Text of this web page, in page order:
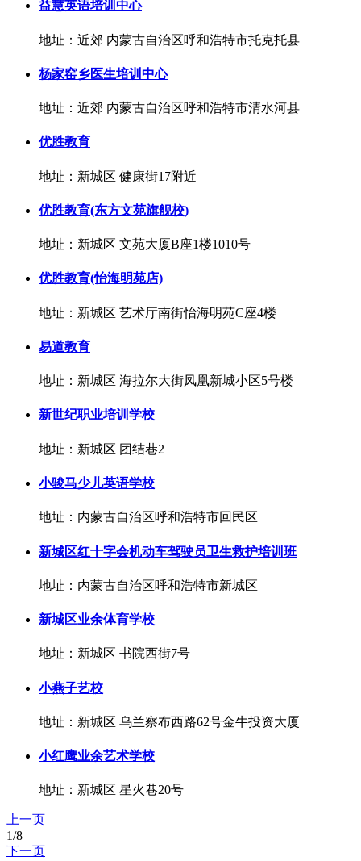
益慧英语培训中心
地址：近郊 内蒙古自治区呼和浩特市托克托县
杨家窑乡医生培训中心
地址：近郊 内蒙古自治区呼和浩特市清水河县
优胜教育
地址：新城区 健康街17附近
优胜教育(东方文苑旗舰校)
地址：新城区 文苑大厦B座1楼1010号
优胜教育(怡海明苑店)
地址：新城区 艺术厅南街怡海明苑C座4楼
易道教育
地址：新城区 海拉尔大街凤凰新城小区5号楼
新世纪职业培训学校
地址：新城区 团结巷2
小骏马少儿英语学校
地址：内蒙古自治区呼和浩特市回民区
新城区红十字会机动车驾驶员卫生救护培训班
地址：内蒙古自治区呼和浩特市新城区
新城区业余体育学校
地址：新城区 书院西街7号
小燕子艺校
地址：新城区 乌兰察布西路62号金牛投资大厦
小红鹰业余艺术学校
地址：新城区 星火巷20号
上一页
1/8
下一页